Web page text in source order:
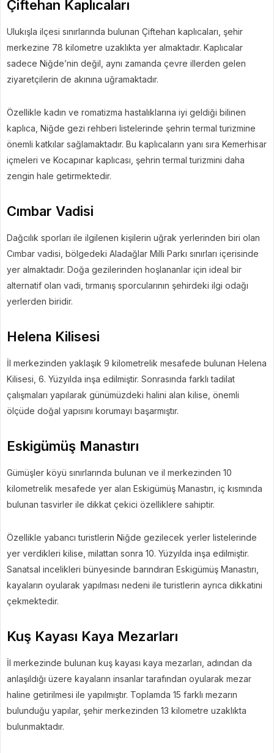
Çiftehan Kaplıcaları
Ulukışla ilçesi sınırlarında bulunan Çiftehan kaplıcaları, şehir
merkezine 78 kilometre uzaklıkta yer almaktadır. Kaplıcalar
sadece Niğde’nin değil, aynı zamanda çevre illerden gelen
ziyaretçilerin de akınına uğramaktadır.
Özellikle kadın ve romatizma hastalıklarına iyi geldiği bilinen
kaplıca, Niğde gezi rehberi listelerinde şehrin termal turizmine
önemli katkılar sağlamaktadır. Bu kaplıcaların yanı sıra Kemerhisar
içmeleri ve Kocapınar kaplıcası, şehrin termal turizmini daha
zengin hale getirmektedir.
Cımbar Vadisi
Dağcılık sporları ile ilgilenen kişilerin uğrak yerlerinden biri olan
Cımbar vadisi, bölgedeki Aladağlar Milli Parkı sınırları içerisinde
yer almaktadır. Doğa gezilerinden hoşlananlar için ideal bir
alternatif olan vadi, tırmanış sporcularının şehirdeki ilgi odağı
yerlerden biridir.
Helena Kilisesi
İl merkezinden yaklaşık 9 kilometrelik mesafede bulunan Helena
Kilisesi, 6. Yüzyılda inşa edilmiştir. Sonrasında farklı tadilat
çalışmaları yapılarak günümüzdeki halini alan kilise, önemli
ölçüde doğal yapısını korumayı başarmıştır.
Eskigümüş Manastırı
Gümüşler köyü sınırlarında bulunan ve il merkezinden 10
kilometrelik mesafede yer alan Eskigümüş Manastırı, iç kısmında
bulunan tasvirler ile dikkat çekici özelliklere sahiptir.
Özellikle yabancı turistlerin Niğde gezilecek yerler listelerinde
yer verdikleri kilise, milattan sonra 10. Yüzyılda inşa edilmiştir.
Sanatsal incelikleri bünyesinde barındıran Eskigümüş Manastırı,
kayaların oyularak yapılması nedeni ile turistlerin ayrıca dikkatini
çekmektedir.
Kuş Kayası Kaya Mezarları
İl merkezinde bulunan kuş kayası kaya mezarları, adından da
anlaşıldığı üzere kayaların insanlar tarafından oyularak mezar
haline getirilmesi ile yapılmıştır. Toplamda 15 farklı mezarın
bulunduğu yapılar, şehir merkezinden 13 kilometre uzaklıkta
bulunmaktadır.